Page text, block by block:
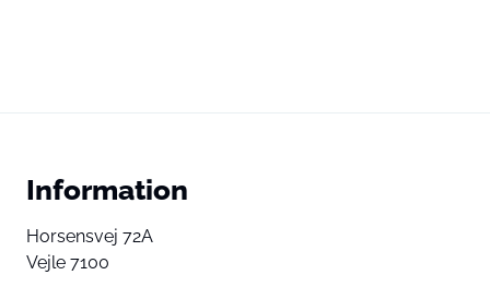
Information
Horsensvej 72A
Vejle 7100